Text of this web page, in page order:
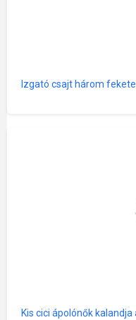
Izgató csajt három
Kis cici ápolónők kalandja